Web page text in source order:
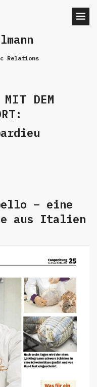
Relations
DEM
– eine
aus Italien